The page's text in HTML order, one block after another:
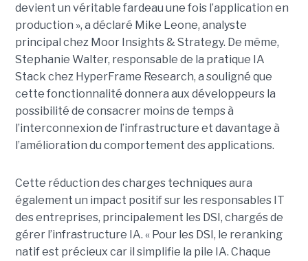
devient un véritable fardeau une fois l’application en
production », a déclaré Mike Leone, analyste
principal chez Moor Insights & Strategy. De même,
Stephanie Walter, responsable de la pratique IA
Stack chez HyperFrame Research, a souligné que
cette fonctionnalité donnera aux développeurs la
possibilité de consacrer moins de temps à
l’interconnexion de l’infrastructure et davantage à
l’amélioration du comportement des applications.
Cette réduction des charges techniques aura
également un impact positif sur les responsables IT
des entreprises, principalement les DSI, chargés de
gérer l’infrastructure IA. « Pour les DSI, le reranking
natif est précieux car il simplifie la pile IA. Chaque